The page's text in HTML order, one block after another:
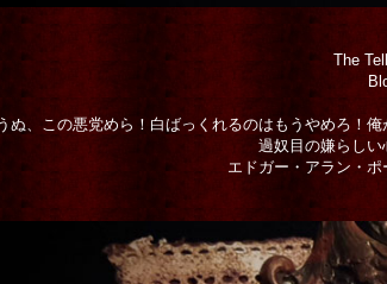
The
ぬ、この悪党めら！白ばっくれるのはもうやめろ！
過奴目の嫌らしい
エドガー・アラン・